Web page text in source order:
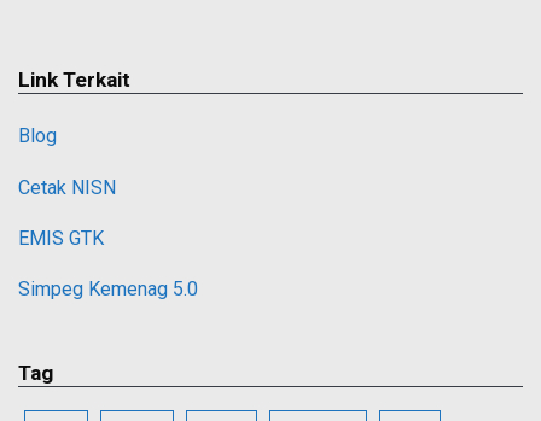
Link Terkait
Blog
Cetak NISN
EMIS GTK
Simpeg Kemenag 5.0
Tag